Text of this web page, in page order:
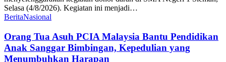
Selasa (4/8/2026). Kegiatan ini menjadi…
BeritaNasional
Orang Tua Asuh PCIA Malaysia Bantu Pendidikan
Anak Sanggar Bimbingan, Kepedulian yang
Menumbuhkan Harapan